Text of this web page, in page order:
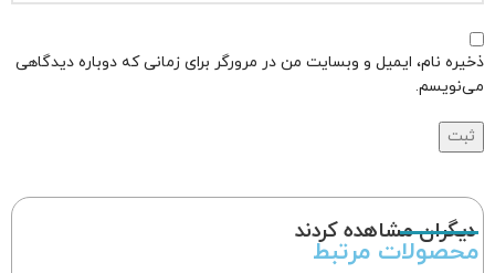
ذخیره نام، ایمیل و وبسایت من در مرورگر برای زمانی که دوباره دیدگاهی
می‌نویسم.
دیگران مشاهده کردند
محصولات مرتبط